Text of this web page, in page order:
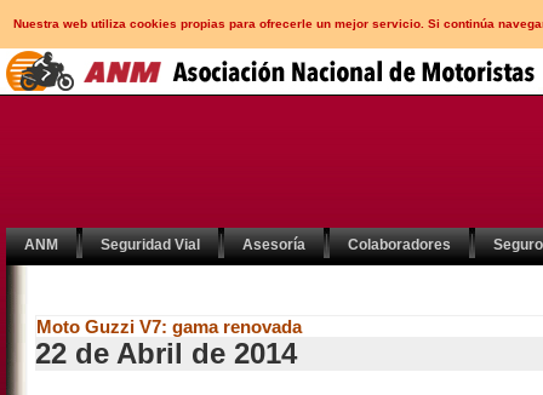
Nuestra web utiliza cookies propias para ofrecerle un mejor servicio. Si continúa
ANM Seguridad Vial Asesoría Colaboradores
Moto Guzzi V7: gama renovada
22 de Abril de 2014